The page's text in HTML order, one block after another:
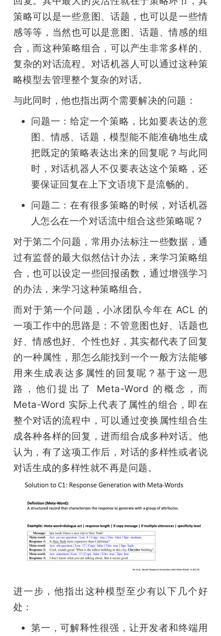
策略可以是一些意图、话题，也可以是一些情
感等等，当然也可以是意图、话题、情感的组
合，而这种策略组合，可以产生非常多样的、
复杂的对话流程。对话机器人可以通过这种策
略模型去管理整个复杂的对话。
与此同时，他也指出两个需要解决的问题：
问题一：给定一个策略，比如要表达的意
图、情感、话题，模型能不能准确地生成
把既定的策略表达出来的回复呢？与此同
时，对话机器人不仅要表达这个策略，还
要保证回复在上下文语境下是流畅的。
问题二：在有很多策略的时候，对话机器
人怎么在一个对话流中组合这些策略呢？
对于第二个问题，常用办法标注一些数据，通
过有监督的最大似然估计办法，来学习策略组
合，也可以设定一些回报函数，通过增强学习
的办法，来学习这种策略组合。
而对于第一个问题，小冰团队今年在 ACL 的
一项工作中的思路是：不管意图也好、话题也
好、情感也好、个性也好，其实都代表了回复
的一种属性，那怎么能找到一个一般方法能够
用来生成表达多属性的回复呢？基于这一思
路，他们提出了 Meta-Word 的概念，而
Meta-Word 实际上代表了属性的组合，即在
整个对话的流程中，可以通过变换属性组合生
成各种各样的回复，进而组合成多种对话。他
认为，有了这项工作后，对话的多样性或者说
对话生成的多样性就不再是问题。
进一步，他指出这种模型至少有以下几个好
处：
第一，可解释性很强，让开发者和终端用